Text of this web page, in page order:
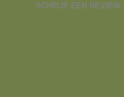
SCHRIJF EEN REVIEW